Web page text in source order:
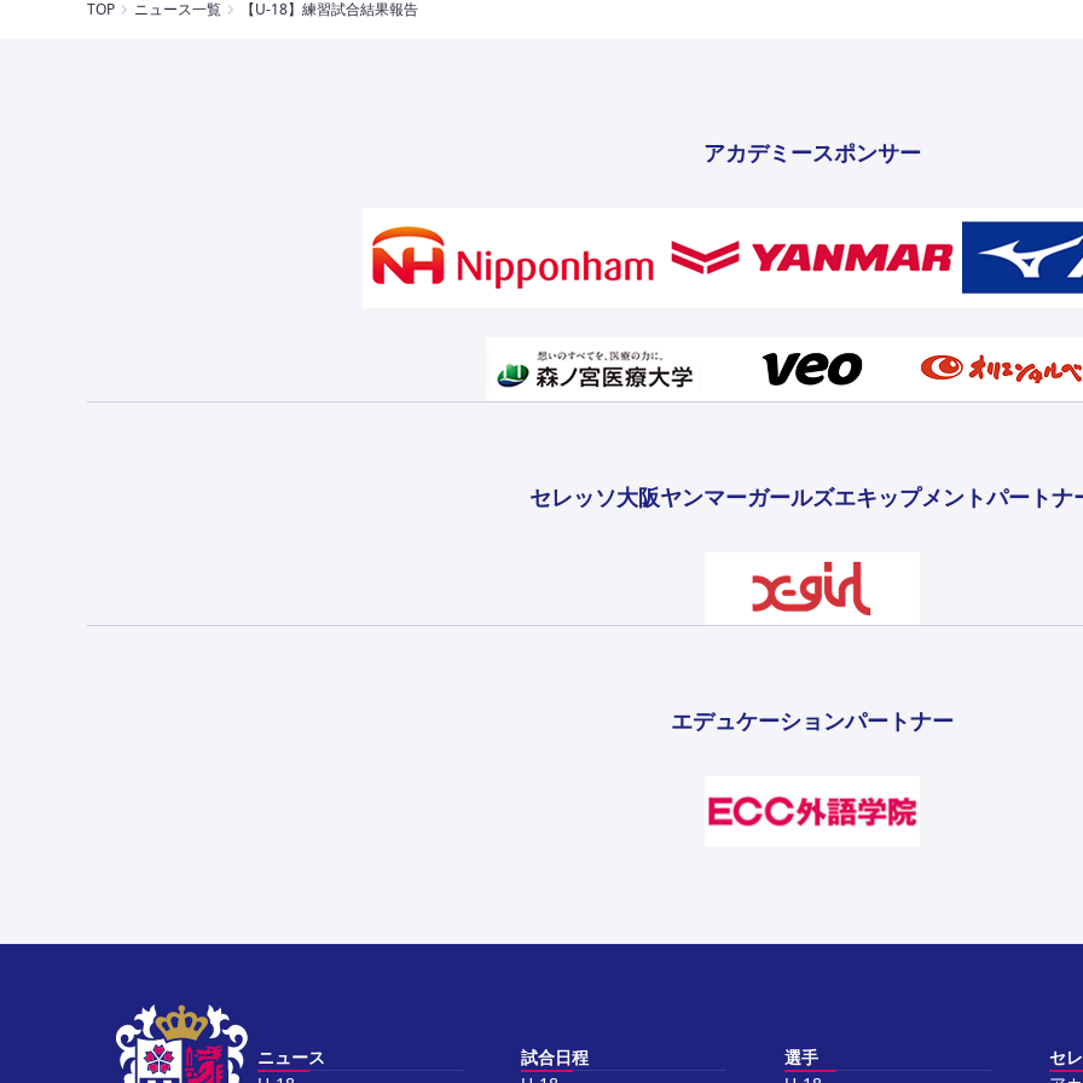
TOP ニュース一覧 【U-18】練習試合結果報告
アカデミースポンサー
セレッソ大阪ヤンマーガールズエキップメントパートナ
エデュケーションパートナー
ニュース
試合日程
選手
セ